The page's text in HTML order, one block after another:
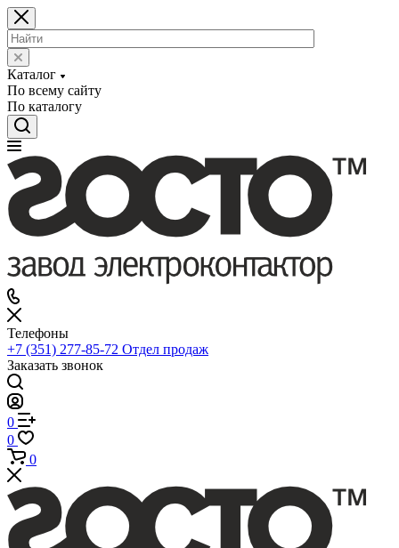
Каталог
По всему сайту
По каталогу
Телефоны
+7 (351) 277-85-72 Отдел продаж
Заказать звонок
0
0
0